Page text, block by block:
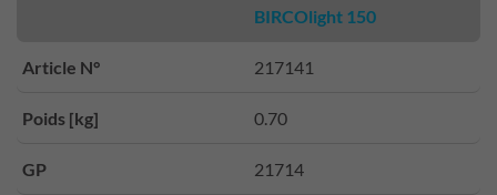
BIRCOlight 150
Article N° 217141
Poids [kg] 0.70
GP 21714